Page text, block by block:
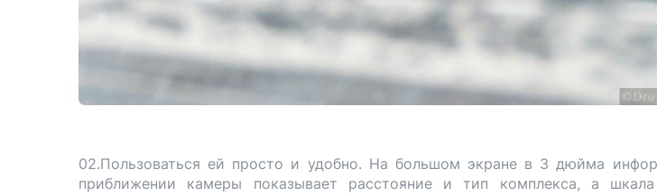
02.Пользоваться ей просто и удобно. На большом экране в 3 дюйма
приближении камеры показывает расстояние и тип комплекса, а